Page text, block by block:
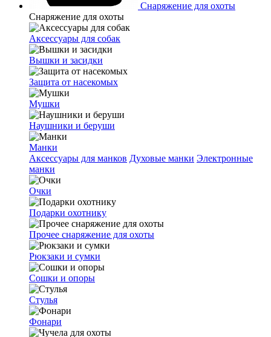
Снаряжение для охоты
Снаряжение для охоты
Аксессуары для собак
Вышки и засидки
Защита от насекомых
Мушки
Наушники и беруши
Манки
Аксессуары для манков Духовые манки Электронные
манки
Очки
Подарки охотнику
Прочее снаряжение для охоты
Рюкзаки и сумки
Сошки и опоры
Стулья
Фонари